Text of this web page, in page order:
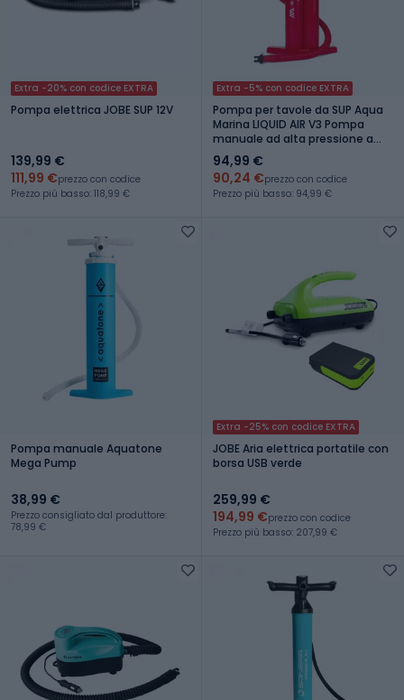
Extra -20% con codice EXTRA
Pompa elettrica JOBE SUP 12V
139,99 €
111,99 €prezzo con codice
Prezzo più basso: 118,99 €
Extra -5% con codice EXTRA
Pompa per tavole da SUP Aqua
Marina LIQUID AIR V3 Pompa
manuale ad alta pressione a
tripla azione
94,99 €
90,24 €prezzo con codice
Prezzo più basso: 94,99 €
Pompa manuale Aquatone
Mega Pump
38,99 €
Prezzo consigliato dal produttore:
78,99 €
Extra -25% con codice EXTRA
JOBE Aria elettrica portatile con
borsa USB verde
259,99 €
194,99 €prezzo con codice
Prezzo più basso: 207,99 €